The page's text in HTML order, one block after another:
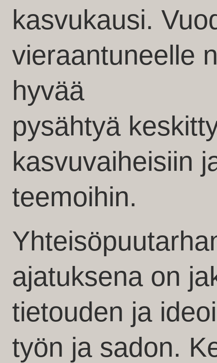
kasvukausi.
vieraantuneelle
hyvää
pysähtyä
kasvuvaiheisiin
teemoihin.
ajatuksena on
tietouden ja
työn ja sadon.